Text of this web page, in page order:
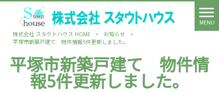
MENU
株式会社 スタウトハウス HOME
> お知らせ
>
平塚市新築戸建て 物件情報5件更新しました。
平塚市新築戸建て 物件情
報5件更新しました。